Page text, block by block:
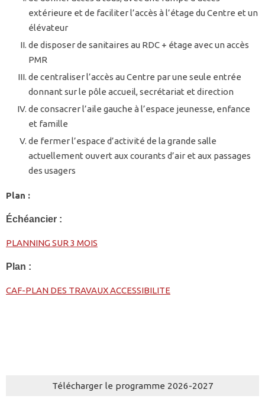
extérieure et de faciliter l’accès à l’étage du Centre et un
élévateur
de disposer de sanitaires au RDC + étage avec un accès
PMR
de centraliser l’accès au Centre par une seule entrée
donnant sur le pôle accueil, secrétariat et direction
de consacrer l’aile gauche à l’espace jeunesse, enfance
et famille
de fermer l’espace d’activité de la grande salle
actuellement ouvert aux courants d’air et aux passages
des usagers
Plan :
Échéancier :
PLANNING SUR 3 MOIS
Plan :
CAF-PLAN DES TRAVAUX ACCESSIBILITE
Télécharger le programme 2026-2027